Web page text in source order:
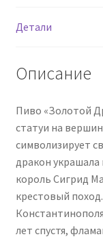
Детали
Описание
Пиво «Золотой
статуи на
символизирует
дракон
король Сигрид
крестовый
лет спустя,